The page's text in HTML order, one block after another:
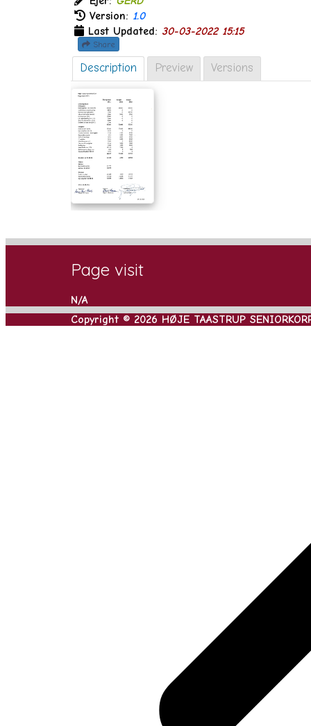
Version: 1.0
Last Updated: 30-03-2022 15:15
Share
Description Preview Versions
Page visit
N/A
Copyright © 2026 HØJE TAASTRUP SENIORKOR